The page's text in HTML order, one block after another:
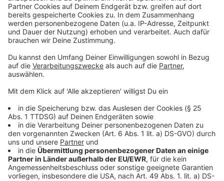
Reiseveranstalter GLOBALIS Erlebnisreisen. Für
„ReiseArt“-Geschäftsführer Ralf Trilsbeek und
GLOBALIS-Vertriebsleiter Klaus Daccache ist das
Projekt ein positives Signal, auch in der Krise Corona-
konforme Reiseformate entwickeln zu können, die ein
sicheres und unbeschwertes Reiseerlebnis
ermöglichen. Die MS Swiss Ruby ist eines von 34
Schiffen derReederei Scylla, die alle für verschiedene
Anzeige
©Scylla AG
Eine von insgesamt 44 Kabinen für die Passagiere der